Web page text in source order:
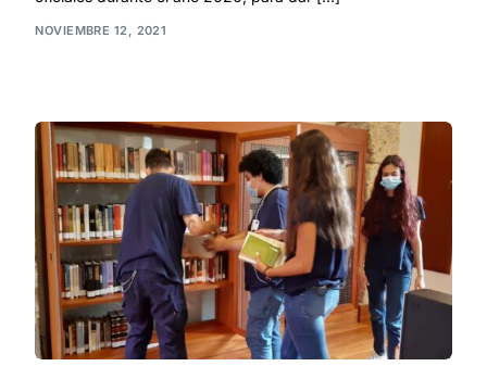
NOVIEMBRE 12, 2021